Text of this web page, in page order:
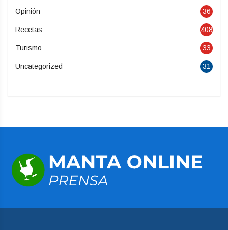
Opinión 36
Recetas 408
Turismo 33
Uncategorized 31